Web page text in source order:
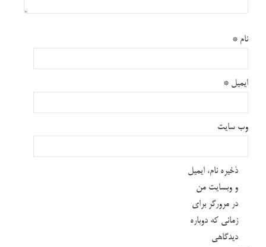
نام *
ایمیل *
وب‌ سایت
ذخیره نام، ایمیل
و وبسایت من
در مرورگر برای
زمانی که دوباره
دیدگاهی